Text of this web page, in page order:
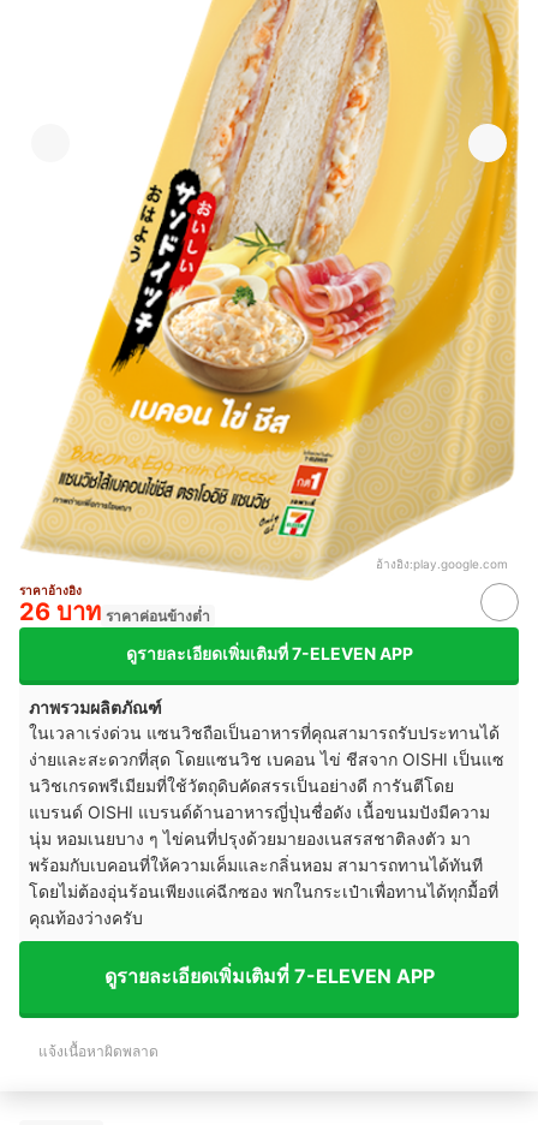
อ้างอิง:play.google.com
ราคาอ้างอิง
26 บาท ราคาค่อนข้างต่ำ
ดูรายละเอียดเพิ่มเติมที่ 7-ELEVEN APP
ภาพรวมผลิตภัณฑ์
ในเวลาเร่งด่วน แซนวิชถือเป็นอาหารที่คุณสามารถรับประทานได้
ง่ายและสะดวกที่สุด โดยแซนวิช เบคอน ไข่ ชีสจาก OISHI เป็นแซ
นวิชเกรดพรีเมียมที่ใช้วัตถุดิบคัดสรรเป็นอย่างดี การันตีโดย
แบรนด์ OISHI แบรนด์ด้านอาหารญี่ปุ่นชื่อดัง เนื้อขนมปังมีความ
นุ่ม หอมเนยบาง ๆ ไข่คนที่ปรุงด้วยมายองเนสรสชาติลงตัว มา
พร้อมกับเบคอนที่ให้ความเค็มและกลิ่นหอม สามารถทานได้ทันที
โดยไม่ต้องอุ่นร้อนเพียงแค่ฉีกซอง พกในกระเป๋าเพื่อทานได้ทุกมื้อที่
คุณท้องว่างครับ
ดูรายละเอียดเพิ่มเติมที่ 7-ELEVEN APP
แจ้งเนื้อหาผิดพลาด